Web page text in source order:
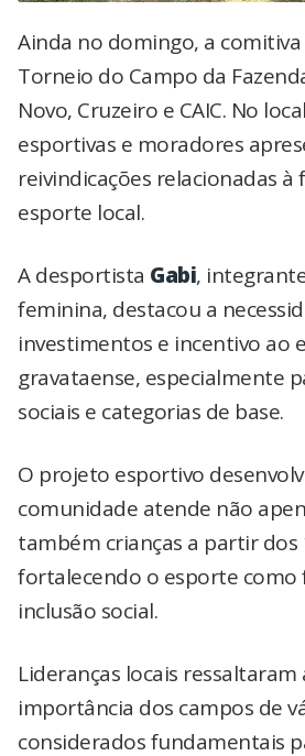
Ainda no domingo, a
Torneio do Campo da
Novo, Cruzeiro e CAIC. No
esportivas e moradores
reivindicações relacionadas
esporte local.
A desportista Gabi,
feminina, destacou a
investimentos e incentivo ao
gravataense, especialmente
sociais e categorias de base.
O projeto esportivo
comunidade atende não
também crianças a partir dos
fortalecendo o esporte
inclusão social.
Lideranças locais ressaltaram
importância dos campos de
considerados fundamentais